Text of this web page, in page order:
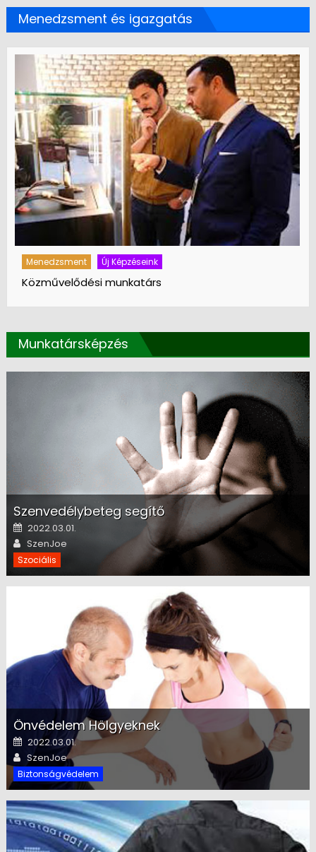
Menedzsment és igazgatás
Menedzsment Új Képzéseink
Közművelődési munkatárs
Munkatársképzés
Szenvedélybeteg segítő
Posted on
2022.03.01.
Author
SzenJoe
Szociális
Önvédelem Hölgyeknek
Posted on
2022.03.01.
Author
SzenJoe
Biztonságvédelem